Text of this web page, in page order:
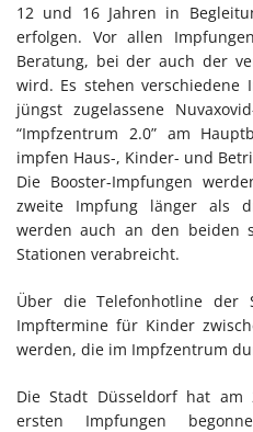
12 und 16 Jahren in
erfolgen. Vor allen
Beratung, bei der auch der
wird. Es stehen verschiedene
jüngst zugelassene
“Impfzentrum 2.0” am
impfen Haus-, Kinder- und
Die Booster-Impfungen
zweite Impfung länger als
werden auch an den beiden
Stationen verabreicht.
Über die Telefonhotline der
Impftermine für Kinder
werden, die im Impfzentrum
Die Stadt Düsseldorf hat
ersten Impfungen